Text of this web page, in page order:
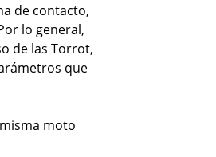
de contacto,
lo general,
de las Torrot,
que
moto